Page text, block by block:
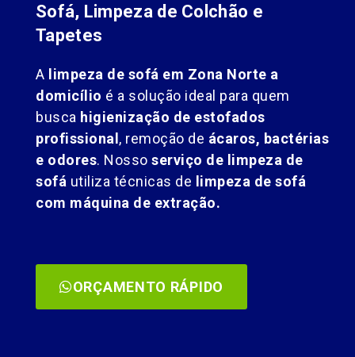
Sofá, Limpeza de Colchão e
Tapetes
A limpeza de sofá em Zona Norte a
domicílio é a solução ideal para quem
busca higienização de estofados
profissional, remoção de ácaros, bactérias
e odores. Nosso serviço de limpeza de
sofá utiliza técnicas de limpeza de sofá
com máquina de extração.
ORÇAMENTO RÁPIDO